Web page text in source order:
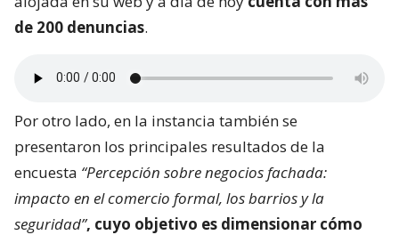
de 200 denuncias.
Por otro lado, en la instancia también se
presentaron los principales resultados de la
encuesta “Percepción sobre negocios fachada:
impacto en el comercio formal, los barrios y la
seguridad”, cuyo objetivo es dimensionar cómo